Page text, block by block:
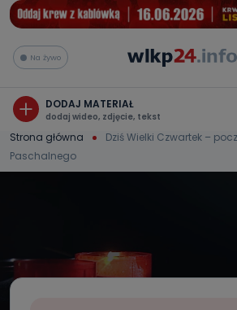
Na żywo
DODAJ MATERIAŁ
dodaj wideo, zdjęcie, tekst
Strona główna
Dziś Wielki Czwartek –
Paschalnego